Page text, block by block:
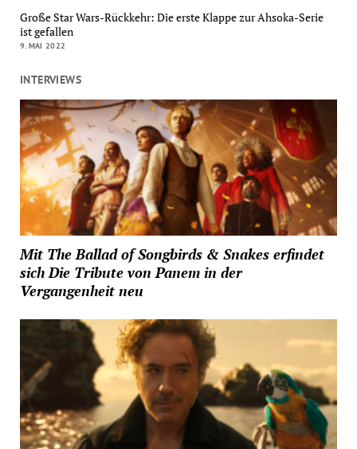
Große Star Wars-Rückkehr: Die erste Klappe zur Ahsoka-Serie
ist gefallen
9. MAI 2022
INTERVIEWS
Mit The Ballad of Songbirds & Snakes erfindet
sich Die Tribute von Panem in der
Vergangenheit neu